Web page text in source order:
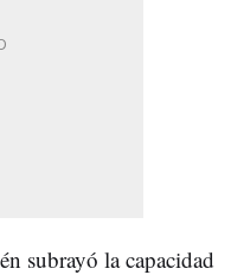
subrayó la capacidad